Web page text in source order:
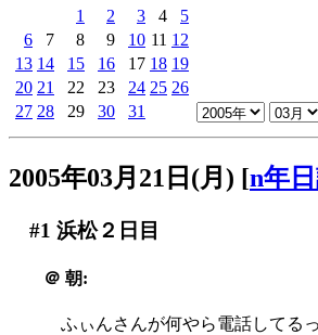
1
2 3 4
5
6
7 8 9 10 11 12
13 14 15 16 17 18 19
20 21 22 23 24 25 26
27 28 29 30 31
2005年03月21日(月) [n年
#1 浜松２日目
＠ 朝:
ふぃんさんが何やら電話してる